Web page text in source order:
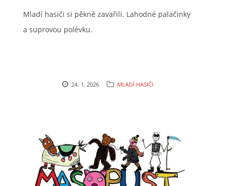
HYDRANTY
KONTAKT
SDH Prace
Mladí hasiči si pěkně zavařili. Lahodné palačinky
a suprovou polévku.
24. 1. 2026 MLADÍ HASIČI